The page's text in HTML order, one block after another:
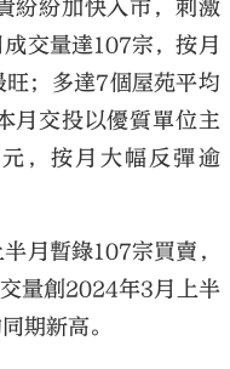
紛紛加快入市，刺激
交量達107宗，按月
；多達7個屋苑平均
月交投以優質單位主
，按月大幅反彈逾
月暫錄107宗買賣，
量創2024年3月上半
期新高。